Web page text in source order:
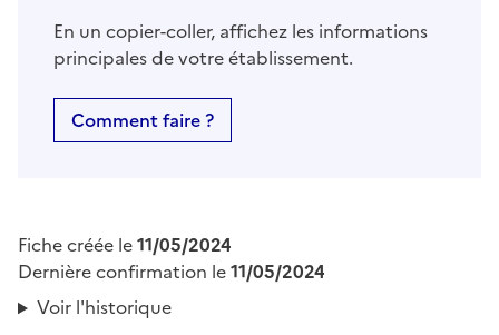
En un copier-coller, affichez les informations
principales de votre établissement.
Comment faire ?
Fiche créée le11/05/2024
Dernière confirmation le11/05/2024
Voir l'historique